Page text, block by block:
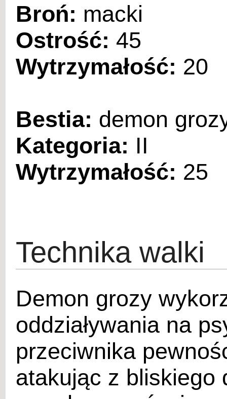
Broń: macki
Ostrość: 45
Wytrzymałość: 20
Bestia: demon
Kategoria: II
Wytrzymałość: 25
Technika walki
Demon grozy
oddziaływania na
przeciwnika
atakując z bliskiego